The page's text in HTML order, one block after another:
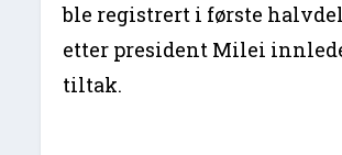
ble registrert i første
etter president Milei
tiltak.